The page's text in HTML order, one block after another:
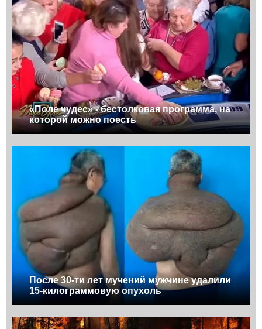
«Поле чудес» - бестолковая программа, на
которой можно поесть
После 30-ти лет мучений мужчине удалили
15-килограммовую опухоль